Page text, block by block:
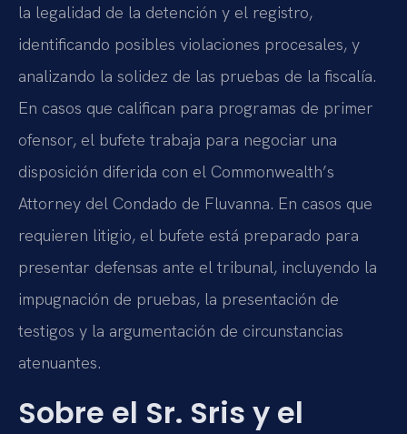
la legalidad de la detención y el registro,
identificando posibles violaciones procesales, y
analizando la solidez de las pruebas de la fiscalía.
En casos que califican para programas de primer
ofensor, el bufete trabaja para negociar una
disposición diferida con el Commonwealth’s
Attorney del Condado de Fluvanna. En casos que
requieren litigio, el bufete está preparado para
presentar defensas ante el tribunal, incluyendo la
impugnación de pruebas, la presentación de
testigos y la argumentación de circunstancias
atenuantes.
Sobre el Sr. Sris y el